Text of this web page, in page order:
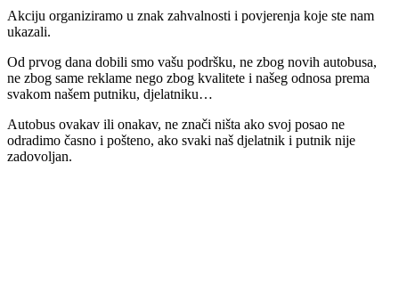
Akciju organiziramo u znak zahvalnosti i povjerenja koje ste nam
ukazali.
Od prvog dana dobili smo vašu podršku, ne zbog novih autobusa,
ne zbog same reklame nego zbog kvalitete i našeg odnosa prema
svakom našem putniku, djelatniku…
Autobus ovakav ili onakav, ne znači ništa ako svoj posao ne
odradimo časno i pošteno, ako svaki naš djelatnik i putnik nije
zadovoljan.